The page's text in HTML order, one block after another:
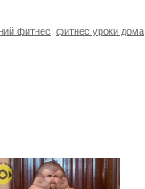
фитнес фитнес уроки дома